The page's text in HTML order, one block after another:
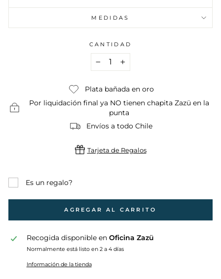
MEDIDAS
CANTIDAD
Plata bañada en oro
Por liquidación final ya NO tienen chapita Zazü en la
punta
Envíos a todo Chile
Tarjeta de Regalos
Es un regalo?
AGREGAR AL CARRITO
Recogida disponible en Oficina Zazü
Normalmente está listo en 2 a 4 días
Información de la tienda